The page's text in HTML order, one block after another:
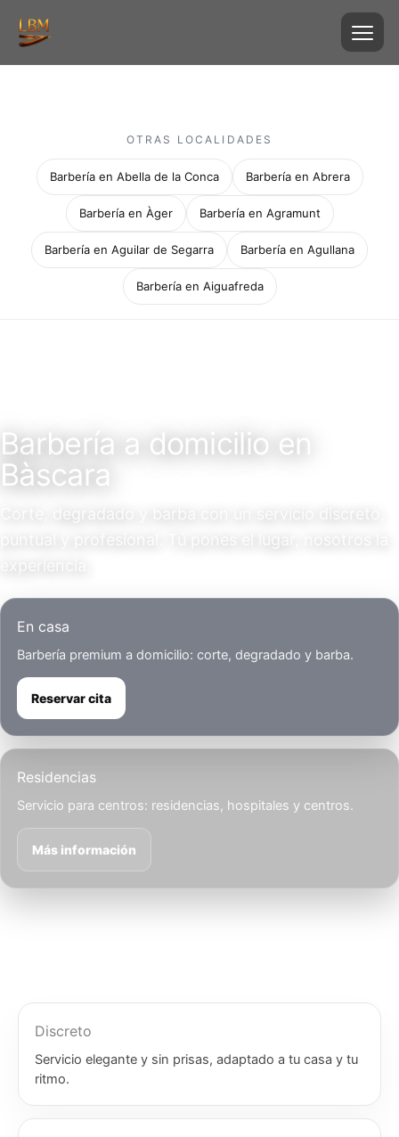
OTRAS LOCALIDADES
Barbería en Abella de la Conca Barbería en Abrera
Barbería en Àger Barbería en Agramunt
Barbería en Aguilar de Segarra Barbería en Agullana
Barbería en Aiguafreda
Barbería a domicilio en
Bàscara
Corte, degradado y barba con un servicio discreto,
puntual y profesional. Tú pones el lugar, nosotros la
En casa
Barbería premium a domicilio: corte, degradado y barba.
Reservar cita
Residencias
Servicio para centros: residencias, hospitales y centros.
Más información
Discreto
Servicio elegante y sin prisas, adaptado a tu casa y tu
ritmo.